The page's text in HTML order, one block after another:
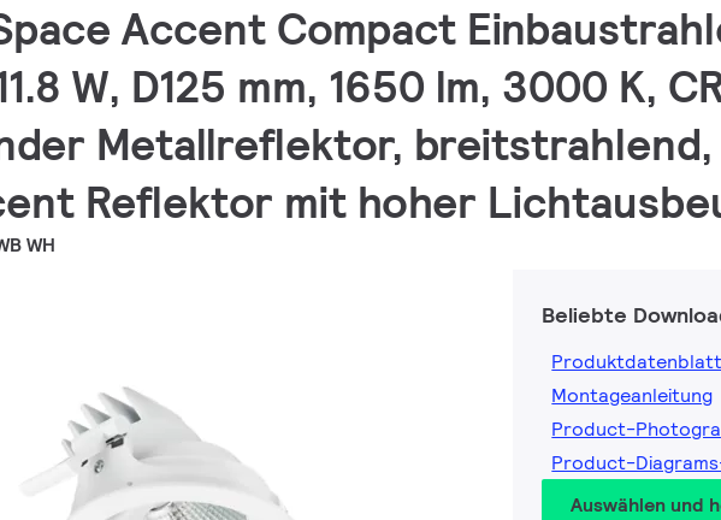
Accent Compact
W, D125 mm, 1650 lm, 3000 K,
Metallreflektor, breitstrahlend,
Reflektor mit hoher
WH
Beliebte
Produktdatenblatt
Montageanleitung
Product-
Product-
Auswählen und